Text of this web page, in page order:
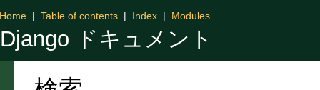
Django ドキュメント
Home | Table of contents | Index | Modules